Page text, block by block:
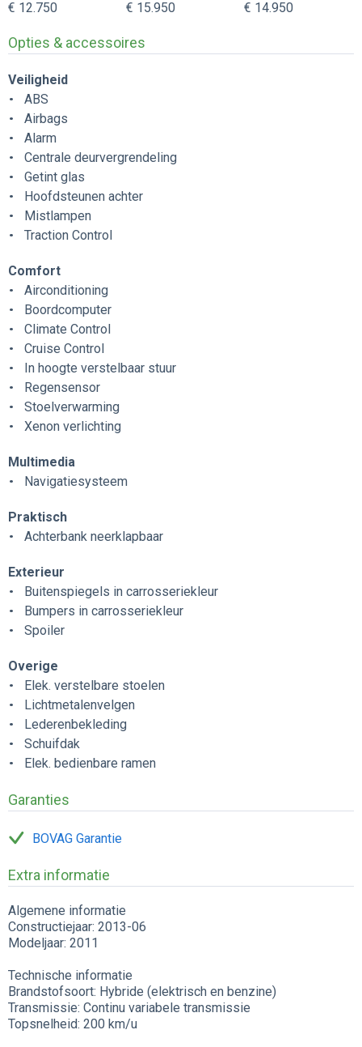
€ 12.750 € 15.950 € 14.950
Opties & accessoires
Veiligheid
ABS
Airbags
Alarm
Centrale deurvergrendeling
Getint glas
Hoofdsteunen achter
Mistlampen
Traction Control
Comfort
Airconditioning
Boordcomputer
Climate Control
Cruise Control
In hoogte verstelbaar stuur
Regensensor
Stoelverwarming
Xenon verlichting
Multimedia
Navigatiesysteem
Praktisch
Achterbank neerklapbaar
Exterieur
Buitenspiegels in carrosseriekleur
Bumpers in carrosseriekleur
Spoiler
Overige
Elek. verstelbare stoelen
Lichtmetalenvelgen
Lederenbekleding
Schuifdak
Elek. bedienbare ramen
Garanties
BOVAG Garantie
Extra informatie
Algemene informatie
Constructiejaar: 2013-06
Modeljaar: 2011
Technische informatie
Brandstofsoort: Hybride (elektrisch en benzine)
Transmissie: Continu variabele transmissie
Topsnelheid: 200 km/u